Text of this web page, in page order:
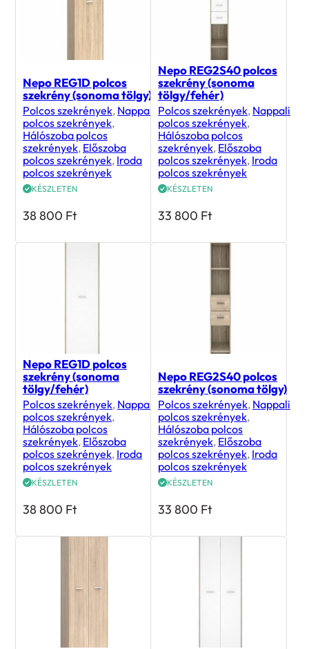
Nepo REG1D polcos
szekrény (sonoma tölgy)
Polcos szekrények, Nappali
polcos szekrények,
Hálószoba polcos
szekrények, Előszoba
polcos szekrények, Iroda
polcos szekrények
KÉSZLETEN
38 800 Ft
Nepo REG2S40 polcos
szekrény (sonoma
tölgy/fehér)
Polcos szekrények, Nappali
polcos szekrények,
Hálószoba polcos
szekrények, Előszoba
polcos szekrények, Iroda
polcos szekrények
KÉSZLETEN
33 800 Ft
Nepo REG1D polcos
szekrény (sonoma
tölgy/fehér)
Polcos szekrények, Nappali
polcos szekrények,
Hálószoba polcos
szekrények, Előszoba
polcos szekrények, Iroda
polcos szekrények
KÉSZLETEN
38 800 Ft
Nepo REG2S40 polcos
szekrény (sonoma tölgy)
Polcos szekrények, Nappali
polcos szekrények,
Hálószoba polcos
szekrények, Előszoba
polcos szekrények, Iroda
polcos szekrények
KÉSZLETEN
33 800 Ft